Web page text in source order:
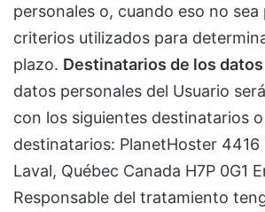
personales o, cuando eso no sea
criterios utilizados para
plazo. Destinatarios de los
datos personales del Usuario
con los siguientes destinatarios
destinatarios: PlanetHoster
Laval, Québec Canada H7P 0G1
Responsable del tratamiento